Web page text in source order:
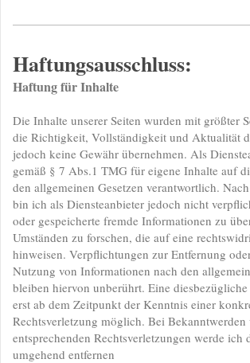
Haftungsausschluss:
Haftung für Inhalte
Die Inhalte unserer Seiten wurden mit größter
die Richtigkeit, Vollständigkeit und Aktualität
jedoch keine Gewähr übernehmen. Als
gemäß § 7 Abs.1 TMG für eigene Inhalte auf
den allgemeinen Gesetzen verantwortlich.
bin ich als Diensteanbieter jedoch nicht
oder gespeicherte fremde Informationen zu
Umständen zu forschen, die auf eine
hinweisen. Verpflichtungen zur Entfernung
Nutzung von Informationen nach den
bleiben hiervon unberührt. Eine
erst ab dem Zeitpunkt der Kenntnis einer
Rechtsverletzung möglich. Bei Bekanntwerden
entsprechenden Rechtsverletzungen werde ich
umgehend entfernen